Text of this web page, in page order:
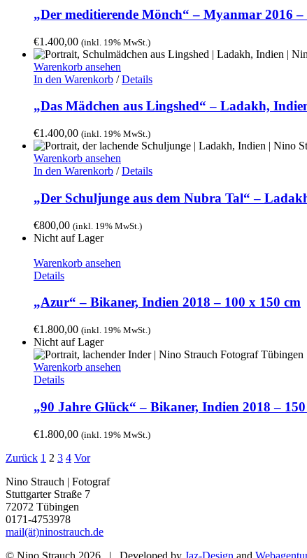
„Der meditierende Mönch“ – Myanmar 2016 –
€1.400,00 (inkl. 19% MwSt.)
Warenkorb ansehen
In den Warenkorb / Details
„Das Mädchen aus Lingshed“ – Ladakh,
€1.400,00 (inkl. 19% MwSt.)
Warenkorb ansehen
In den Warenkorb / Details
„Der Schuljunge aus dem Nubra Tal“ –
€800,00 (inkl. 19% MwSt.)
Nicht auf Lager
Warenkorb ansehen
Details
„Azur“ – Bikaner, Indien 2018 – 100 x 150 cm
€1.800,00 (inkl. 19% MwSt.)
Nicht auf Lager
Warenkorb ansehen
Details
„90 Jahre Glück“ – Bikaner, Indien 2018 –
€1.800,00 (inkl. 19% MwSt.)
Zurück 1 2 3 4 Vor
Nino Strauch | Fotograf
Stuttgarter Straße 7
72072 Tübingen
0171-4753978
mail(ät)ninostrauch.de
© Nino Strauch 2026 | Developed by Jaz-Design and